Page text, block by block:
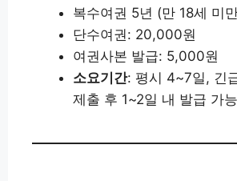
복수여권 5년 (만 18세 미
단수여권: 20,000원
여권사본 발급: 5,000원
소요기간: 평시 4~7일, 긴
제출 후 1~2일 내 발급 가능